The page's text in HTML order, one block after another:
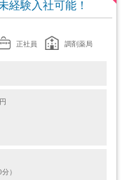
経験入社可能！
正社員 調剤薬局
）